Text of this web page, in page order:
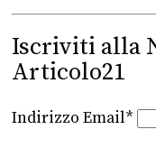
Iscriviti alla
Articolo21
Indirizzo Email*